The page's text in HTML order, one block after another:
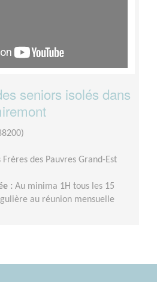
seniors isolés dans
Frères des Pauvres Grand-Est
: Au minima 1H tous les 15
au réunion mensuelle